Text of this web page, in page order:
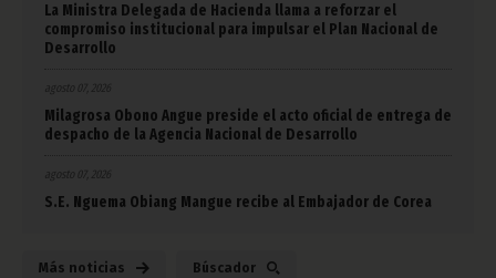
La Ministra Delegada de Hacienda llama a reforzar el
compromiso institucional para impulsar el Plan Nacional de
Desarrollo
agosto 07, 2026
Milagrosa Obono Angue preside el acto oficial de entrega de
despacho de la Agencia Nacional de Desarrollo
agosto 07, 2026
S.E. Nguema Obiang Mangue recibe al Embajador de Corea
Más noticias Búscador